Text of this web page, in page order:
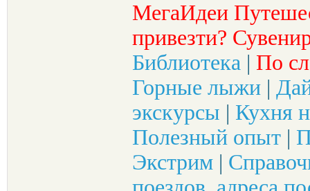
МегаИдеи
привезти?
Библиотека | По
Горные лыжи |
экскурсы | Кухня
Полезный опыт |
Экстрим |